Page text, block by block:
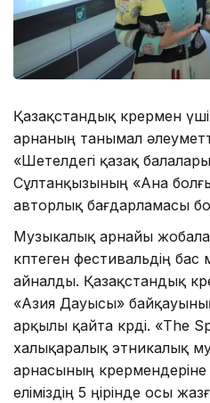
Қазақстандық көрермен
арнаның танымал
«Шетелдегі қазақ
Сұлтанқызының «Ана
авторлық бағдарламасы
Музыкалық арнайы
көптеген фестивальдің бас
айналды. Қазақстандық
«Азия Дауысы»
арқылы қайта көрді. «The
халықаралық этникалық
арнасының
еліміздің 5 өңірінде осы